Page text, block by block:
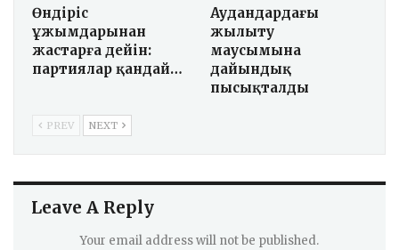
Өндіріс
ұжымдарынан
жастарға дейін:
партиялар қандай…
Аудандардағы
жылыту
маусымына
дайындық
пысықталды
PREV NEXT
Leave A Reply
Your email address will not be published.